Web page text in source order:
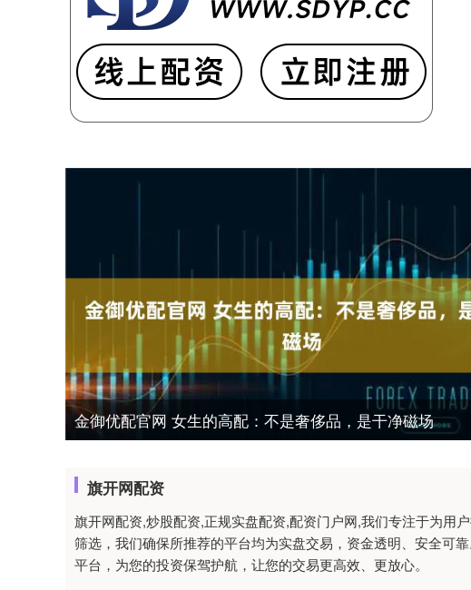
金御优配官网 女生的高配：不是奢侈品，是干净磁场
旗开网配资
旗开网配资,炒股配资,正规实盘配资,配资门户网,我们专注于为用
筛选，我们确保所推荐的平台均为实盘交易，资金透明、安全可
平台，为您的投资保驾护航，让您的交易更高效、更放心。